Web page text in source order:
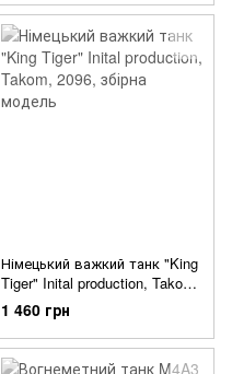
Німецький важкий танк "King
Tiger" Inital production, Takom,
2096, збірна модель
1 460 грн